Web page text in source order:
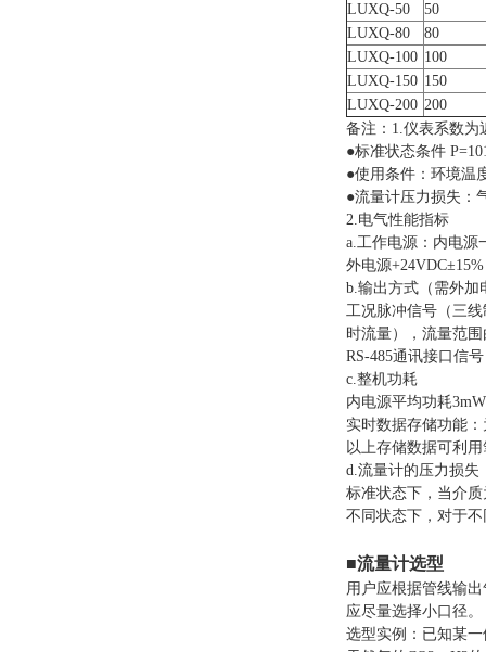
LUXQ-50
50
LUXQ-80
80
LUXQ-100 100
LUXQ-150 150
LUXQ-200 200
备注：1.仪表系数为
●标准状态条件
●使用条件：环境温
●流量计压力损失：
2.电气性能指标
a.工作电源：内电源
外电源
b.输出方式（需外加
工况脉冲信号（三
时流量），流量范
RS-485通讯接口信
c.整机功耗
内电源平均功耗
实时数据存储功能
以上存储数据可利
d.流量计的压力损失
标准状态下，当介
不同状态下，对于
■流量计选型
用户应根据管线输
应尽量选择小口径。
选型实例：已知某一